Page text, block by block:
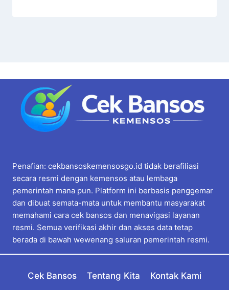
Penafian: cekbansoskemensosgo.id tidak berafiliasi
secara resmi dengan kemensos atau lembaga
pemerintah mana pun. Platform ini berbasis penggemar
dan dibuat semata-mata untuk membantu masyarakat
memahami cara cek bansos dan menavigasi layanan
resmi. Semua verifikasi akhir dan akses data tetap
berada di bawah wewenang saluran pemerintah resmi.
Cek Bansos Tentang Kita
Kontak Kami